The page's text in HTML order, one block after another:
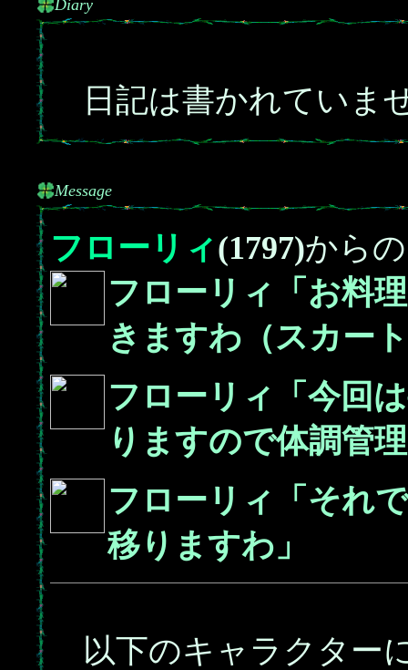
Diary
日記は書かれていま
Message
フローリィ(1797)から
フローリィ「お料
きますわ（スカー
フローリィ「今回
りますので体調管
フローリィ「それ
移りますわ」
以下のキャラクター